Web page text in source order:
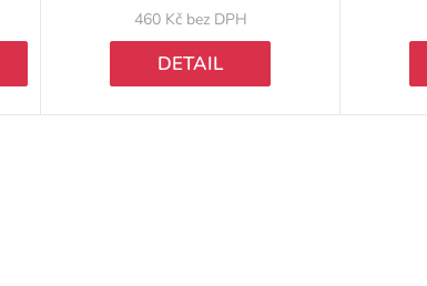
ů
460 Kč bez DPH
DETAIL